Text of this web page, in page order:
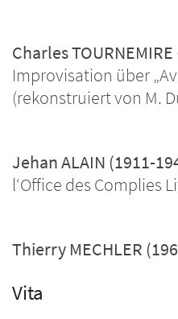
Charles
Improvisation über
(rekonstruiert von M.
Jehan ALAIN (1911-
l‘Office des Complies
Thierry MECHLER
Vita